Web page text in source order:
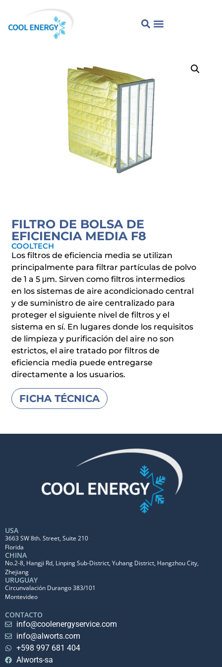
FILTRO DE BOLSA DE
EFICIENCIA MEDIA F8
COOLTECH
Los filtros de eficiencia media se utilizan
principalmente para filtrar partículas de polvo
de 1 a 5 μm. Sirven como filtros intermedios
en los sistemas de aire acondicionado central
y de suministro de aire centralizado para
proteger el siguiente nivel de filtros y el
sistema en sí. En lugares donde los requisitos
de limpieza y purificación del aire no son
estrictos, el aire tratado por filtros de
eficiencia media puede entregarse
directamente a los usuarios.
FICHA TÉCNICA
USA
3663 SW 8th. Street, Suite 210
Florida
CHINA
No.2-8, Hangji Rd, Linping Sub-District, Yuhang District, Hangzhou City,
Zhejiang
URUGUAY
Circunvalación Durango 383/101
Montevideo
CONTACTO
info@coolenergyservice.com
info@alworts.com
+598 997 681 404
Alworts-sa